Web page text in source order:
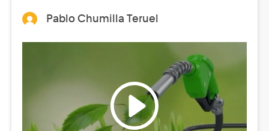
Pablo Chumilla Teruel